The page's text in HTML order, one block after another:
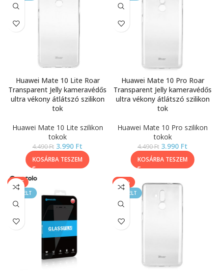
Huawei Mate 10 Lite Roar
Transparent Jelly kameravédős
ultra vékony átlátszó szilikon
tok
Huawei Mate 10 Lite szilikon
tokok
4.490Ft 3.990 Ft
KOSÁRBA TESZEM
Huawei Mate 10 Pro Roar
Transparent Jelly kameravédős
ultra vékony átlátszó szilikon
tok
Huawei Mate 10 Pro szilikon
tokok
4.490Ft 3.990 Ft
KOSÁRBA TESZEM
SALE
KIEMELT
-11%
KIEMELT